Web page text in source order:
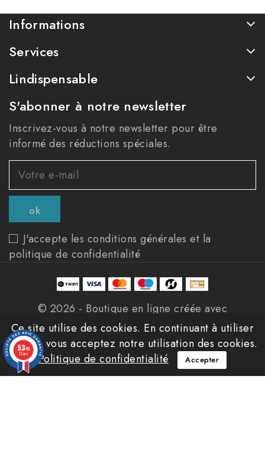
Informations
Services
Lindispensable
S'abonner à notre newsletter
Inscrivez-vous à notre newsletter pour être
informé des réductions spéciales.
J'accepte les conditions générales et la
politique de confidentialité
Ce site utilise des cookies. En continuant à utiliser
ce site, vous acceptez notre utilisation des cookies.
Politique de confidentialité
Accepter
© 2026 - Boutique en ligne créée avec
PrestaShop™
9.3/10
12 avis